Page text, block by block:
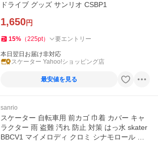
ドライブ グッズ サンリオ CSBP1
1,650円
15% （225pt） 要エントリー
本日翌日お届け非対応
スケーター Yahoo!ショッピング店
最安値を見る
sanrio
スケーター 自転車用 前カゴ 巾着 カバー キャ
ラクター 雨 盗難 汚れ 防止 対策 はっ水 skater
BBCV1 マイメロディ クロミ シナモロール サ